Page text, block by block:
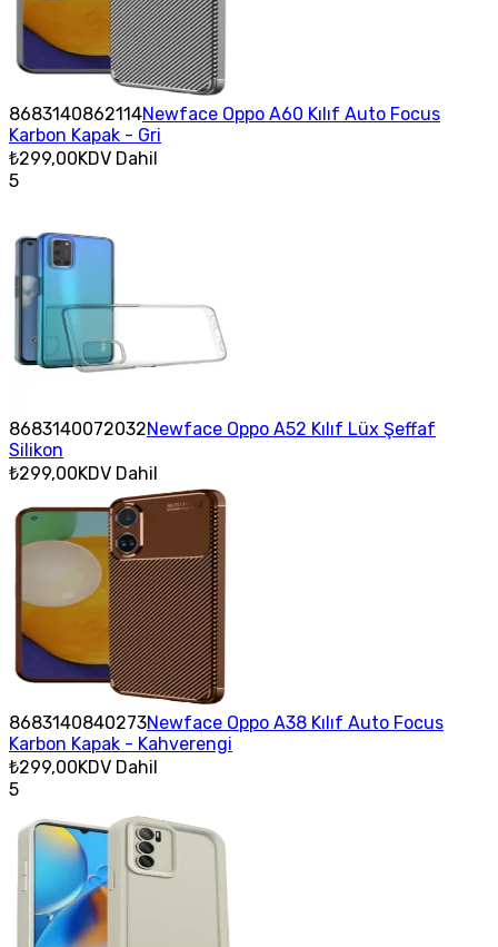
8683140862114Newface Oppo A60 Kılıf Auto Focus
Karbon Kapak - Gri
₺299,00KDV Dahil
5
8683140072032Newface Oppo A52 Kılıf Lüx Şeffaf
Silikon
₺299,00KDV Dahil
8683140840273Newface Oppo A38 Kılıf Auto Focus
Karbon Kapak - Kahverengi
₺299,00KDV Dahil
5